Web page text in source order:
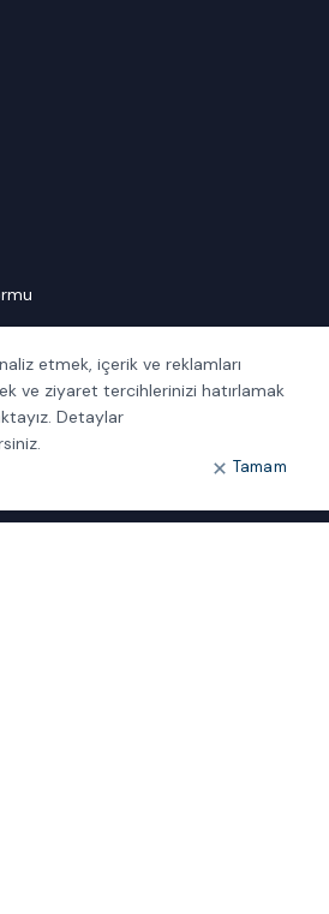
etmek, içerik ve reklamları
ve ziyaret tercihlerinizi hatırlamak
Detaylar
Tamam